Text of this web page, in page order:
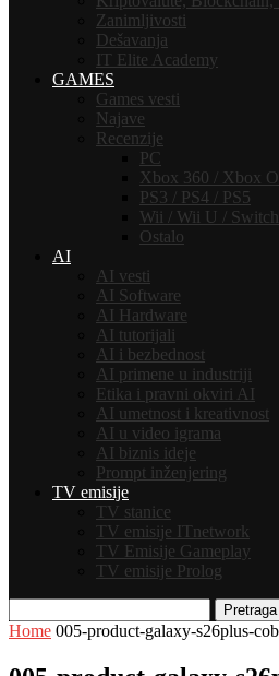
Zanimljivosti
Dešavanja
IT Elite Academy
GAMES
Games vesti
Najave
Recenzije
PC
Xbox 360 / Xbox
PS3 / PS4 / PS5
Wii / Wii U / Switch
Ostalo
AI
AI vesti
AI Software
AI Hardware
AI tutorijali
AI i bezbednost
AI primene u industriji
Etika i pravni okviri AI
AI umetnost i kreativnost
AI u video igrama
AI biznis ideje
Prompt inženjering
TV emisije
TV stanice
TV emisije ITnetwork
TV Emisije Gameplay
TV emisije Prolog
Pretraga
Home 005-product-galaxy-s26plus-